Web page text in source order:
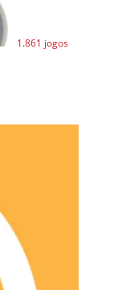
1.861 jogos